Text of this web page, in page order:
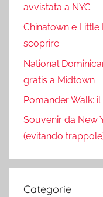
avvistata a NYC
Chinatown e Little
scoprire
National
gratis a Midtown
Pomander Walk:
Souvenir da New
(evitando
Categorie